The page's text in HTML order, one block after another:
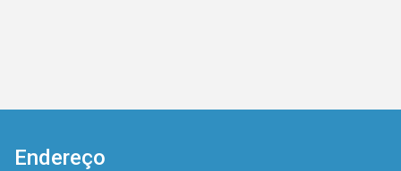
Endereço